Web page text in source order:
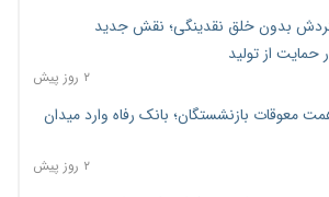
گردش بدون خلق نقدینگی؛ نقش جدید
از تولید
۲ روز پیش
تأمین ۸۰ همت معوقات بازنشستگان؛ بانک رفاه وارد میدان
۲ روز پیش